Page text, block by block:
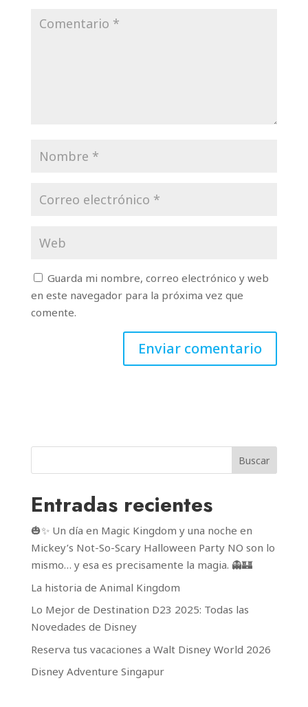
Guarda mi nombre, correo electrónico y web
en este navegador para la próxima vez que
comente.
Buscar
Entradas recientes
🎃✨ Un día en Magic Kingdom y una noche en
Mickey’s Not-So-Scary Halloween Party NO son lo
mismo… y esa es precisamente la magia. 👻🏰
La historia de Animal Kingdom
Lo Mejor de Destination D23 2025: Todas las
Novedades de Disney
Reserva tus vacaciones a Walt Disney World 2026
Disney Adventure Singapur